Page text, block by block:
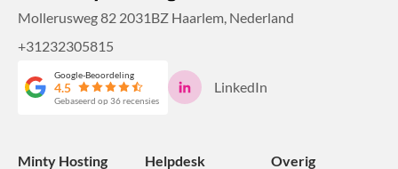
Mollerusweg 82 2031BZ Haarlem, Nederland
+31232305815
Google-Beoordeling
4.5
Gebaseerd op 36 recensies
LinkedIn
Minty Hosting Helpdesk Overig